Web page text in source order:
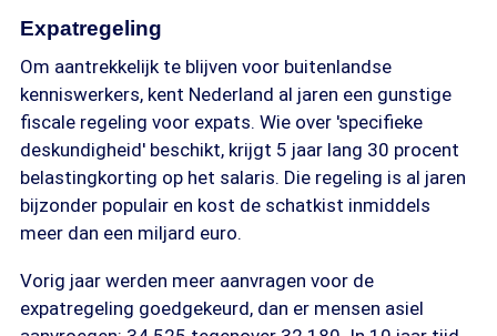
Expatregeling
Om aantrekkelijk te blijven voor buitenlandse
kenniswerkers, kent Nederland al jaren een gunstige
fiscale regeling voor expats. Wie over 'specifieke
deskundigheid' beschikt, krijgt 5 jaar lang 30 procent
belastingkorting op het salaris. Die regeling is al jaren
bijzonder populair en kost de schatkist inmiddels
meer dan een miljard euro.
Vorig jaar werden meer aanvragen voor de
expatregeling goedgekeurd, dan er mensen asiel